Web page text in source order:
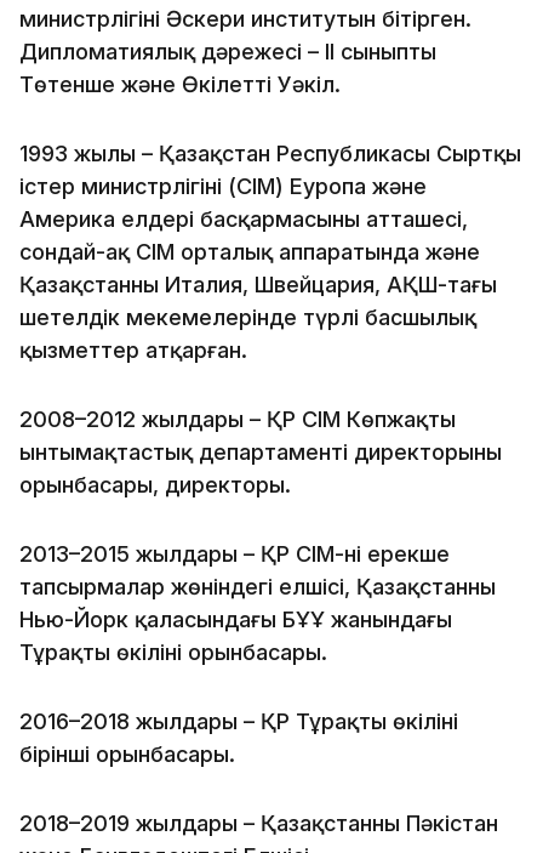
министрлігінің Әскери институтын бітірген.
Дипломатиялық дәрежесі – II сыныпты
Төтенше және Өкілетті Уәкіл.
1993 жылы – Қазақстан Республикасы Сыртқы
істер министрлігінің (СІМ) Еуропа және
Америка елдері басқармасының атташесі,
сондай-ақ СІМ орталық аппаратында және
Қазақстанның Италия, Швейцария, АҚШ-тағы
шетелдік мекемелерінде түрлі басшылық
қызметтер атқарған.
2008–2012 жылдары – ҚР СІМ Көпжақты
ынтымақтастық департаменті директорының
орынбасары, директоры.
2013–2015 жылдары – ҚР СІМ-нің ерекше
тапсырмалар жөніндегі елшісі, Қазақстанның
Нью-Йорк қаласындағы БҰҰ жанындағы
Тұрақты өкілінің орынбасары.
2016–2018 жылдары – ҚР Тұрақты өкілінің
бірінші орынбасары.
2018–2019 жылдары – Қазақстанның Пәкістан